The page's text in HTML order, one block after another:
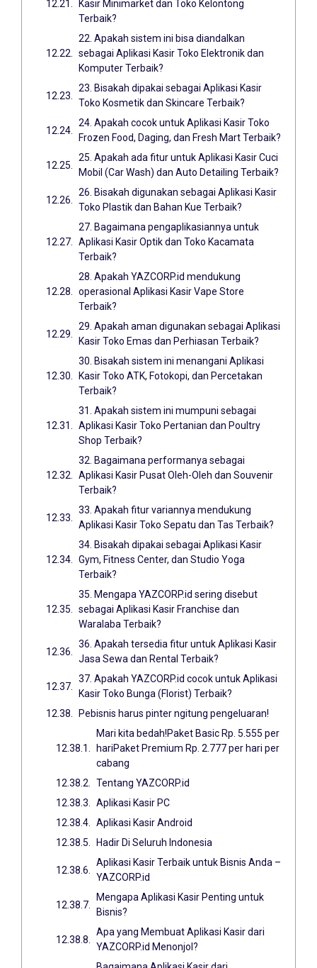
Kasir Minimarket dan Toko Kelontong
Terbaik?
22. Apakah sistem ini bisa diandalkan
sebagai Aplikasi Kasir Toko Elektronik dan
Komputer Terbaik?
23. Bisakah dipakai sebagai Aplikasi Kasir
Toko Kosmetik dan Skincare Terbaik?
24. Apakah cocok untuk Aplikasi Kasir Toko
Frozen Food, Daging, dan Fresh Mart Terbaik?
25. Apakah ada fitur untuk Aplikasi Kasir Cuci
Mobil (Car Wash) dan Auto Detailing Terbaik?
26. Bisakah digunakan sebagai Aplikasi Kasir
Toko Plastik dan Bahan Kue Terbaik?
27. Bagaimana pengaplikasiannya untuk
Aplikasi Kasir Optik dan Toko Kacamata
Terbaik?
28. Apakah YAZCORP.id mendukung
operasional Aplikasi Kasir Vape Store
Terbaik?
29. Apakah aman digunakan sebagai Aplikasi
Kasir Toko Emas dan Perhiasan Terbaik?
30. Bisakah sistem ini menangani Aplikasi
Kasir Toko ATK, Fotokopi, dan Percetakan
Terbaik?
31. Apakah sistem ini mumpuni sebagai
Aplikasi Kasir Toko Pertanian dan Poultry
Shop Terbaik?
32. Bagaimana performanya sebagai
Aplikasi Kasir Pusat Oleh-Oleh dan Souvenir
Terbaik?
33. Apakah fitur variannya mendukung
Aplikasi Kasir Toko Sepatu dan Tas Terbaik?
34. Bisakah dipakai sebagai Aplikasi Kasir
Gym, Fitness Center, dan Studio Yoga
Terbaik?
35. Mengapa YAZCORP.id sering disebut
sebagai Aplikasi Kasir Franchise dan
Waralaba Terbaik?
36. Apakah tersedia fitur untuk Aplikasi Kasir
Jasa Sewa dan Rental Terbaik?
37. Apakah YAZCORP.id cocok untuk Aplikasi
Kasir Toko Bunga (Florist) Terbaik?
Pebisnis harus pinter ngitung pengeluaran!
Mari kita bedah!Paket Basic Rp. 5.555 per
hariPaket Premium Rp. 2.777 per hari per
cabang
Tentang YAZCORP.id
Aplikasi Kasir PC
Aplikasi Kasir Android
Hadir Di Seluruh Indonesia
Aplikasi Kasir Terbaik untuk Bisnis Anda –
YAZCORP.id
Mengapa Aplikasi Kasir Penting untuk
Bisnis?
Apa yang Membuat Aplikasi Kasir dari
YAZCORP.id Menonjol?